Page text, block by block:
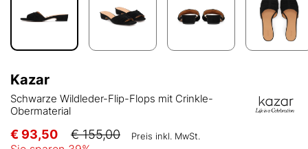
Kazar
Schwarze Wildleder-Flip-Flops mit Crinkle-
Obermaterial
€ 93,50 € 155,00 Preis inkl. MwSt.